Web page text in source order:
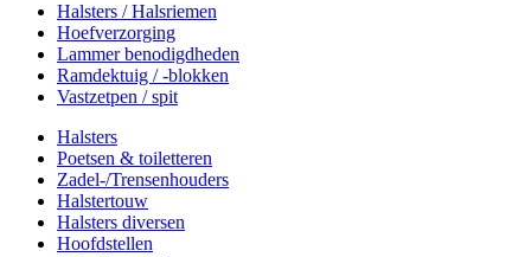
Halsters / Halsriemen
Hoefverzorging
Lammer benodigdheden
Ramdektuig / -blokken
Vastzetpen / spit
Halsters
Poetsen & toiletteren
Zadel-/Trensenhouders
Halstertouw
Halsters diversen
Hoofdstellen